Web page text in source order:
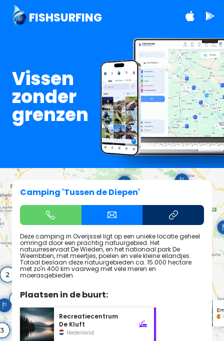
FISHSURFING
Vissen
zonder
grenzen
Camping 'Tussen de Diepen'
Deze camping in Overijssel ligt op een unieke locatie geheel
omringd door een prachtig natuurgebied. Het
natuurreservaat De Wieden, en het nationaal park De
Weerribben, met meertjes, poelen en vele kleine eilandjes.
Totaal beslaan deze natuurgebieden ca. 15.000 hectare
met zo'n 400 km vaarweg met vele meren en
moerasgebieden.
Plaatsen in de buurt:
Recreatiecentrum
De Kluft
Nederland